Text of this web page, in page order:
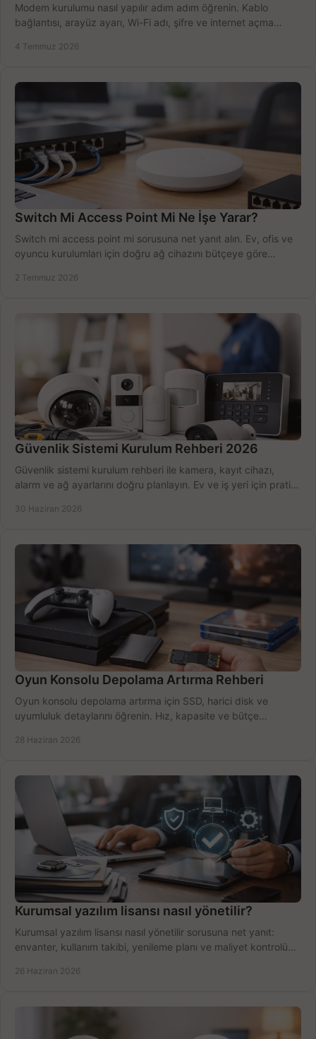
Modem kurulumu nasıl yapılır adım adım öğrenin. Kablo
bağlantısı, arayüz ayarı, Wi-Fi adı, şifre ve internet açma
4 Temmuz 2026
Switch Mi Access Point Mi Ne İşe Yarar?
Switch mi access point mi sorusuna net yanıt alın. Ev, ofis ve
oyuncu kurulumları için doğru ağ cihazını bütçeye göre
2 Temmuz 2026
Güvenlik Sistemi Kurulum Rehberi 2026
Güvenlik sistemi kurulum rehberi ile kamera, kayıt cihazı,
alarm ve ağ ayarlarını doğru planlayın. Ev ve iş yeri için pratik
30 Haziran 2026
Oyun Konsolu Depolama Artırma Rehberi
Oyun konsolu depolama artırma için SSD, harici disk ve
uyumluluk detaylarını öğrenin. Hız, kapasite ve bütçe
28 Haziran 2026
Kurumsal yazılım lisansı nasıl yönetilir?
Kurumsal yazılım lisansı nasıl yönetilir sorusuna net yanıt:
envanter, kullanım takibi, yenileme planı ve maliyet kontrolü
26 Haziran 2026